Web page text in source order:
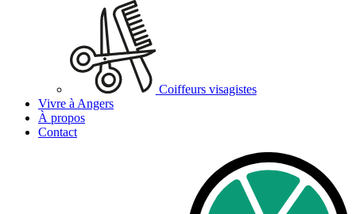
Coiffeurs visagistes
Vivre à Angers
À propos
Contact